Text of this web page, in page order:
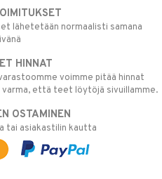
lähetetään normaalisti samana
HINNAT
voimme pitää hinnat
varma, että teet löytöjä sivuillamme.
OSTAMINEN
tai asiakastilin kautta